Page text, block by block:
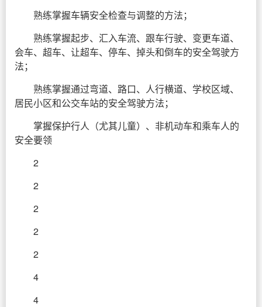
熟练掌握车辆安全检查与调整的方法；
熟练掌握起步、汇入车流、跟车行驶、变更车道、
会车、超车、让超车、停车、掉头和倒车的安全驾驶方
法；
熟练掌握通过弯道、路口、人行横道、学校区域、
居民小区和公交车站的安全驾驶方法；
掌握保护行人（尤其儿童）、非机动车和乘车人的
安全要领
2
2
2
2
2
4
4